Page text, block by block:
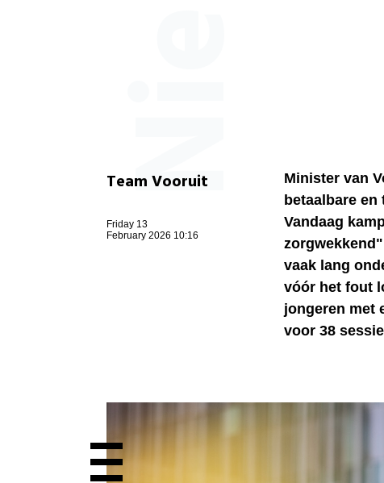
Team Vooruit
Friday 13
February 2026 10:16
Minister van
betaalbare
Vandaag
vaak lang
vóór het fout
jongeren met
voor 38